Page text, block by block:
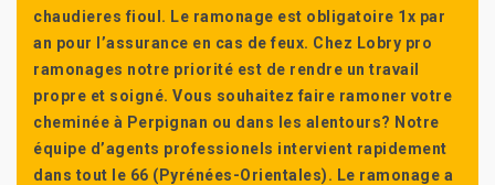
chaudieres fioul. Le ramonage est obligatoire 1x par
an pour l’assurance en cas de feux. Chez Lobry pro
ramonages notre priorité est de rendre un travail
propre et soigné. Vous souhaitez faire ramoner votre
cheminée à Perpignan ou dans les alentours? Notre
équipe d’agents professionels intervient rapidement
dans tout le 66 (Pyrénées-Orientales). Le ramonage a